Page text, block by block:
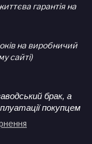
гарантія на
на виробничий
сайті)
брак, а
покупцем